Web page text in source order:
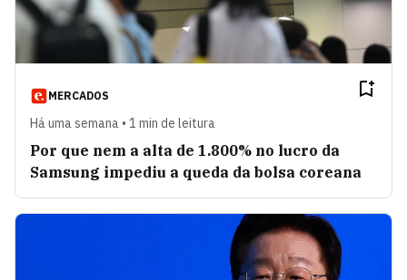
MERCADOS
Há uma semana • 1 min de leitura
Por que nem a alta de 1.800% no lucro da
Samsung impediu a queda da bolsa coreana